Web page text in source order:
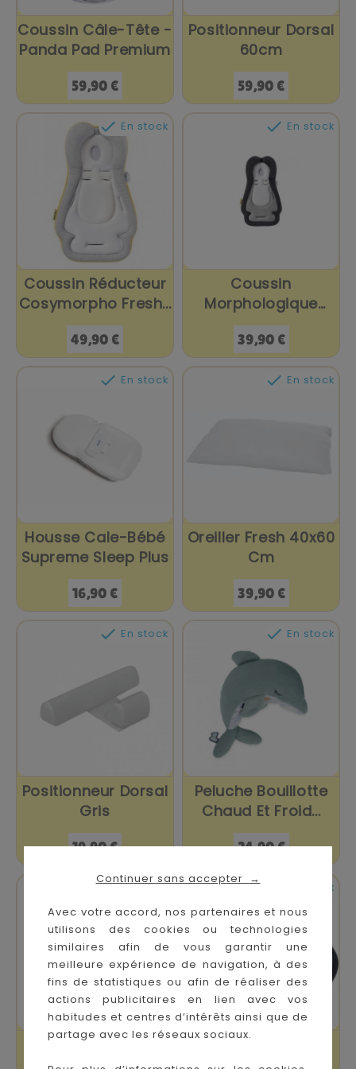
Continuer sans accepter →
Avec votre accord, nos partenaires et nous
utilisons des cookies ou technologies
similaires afin de vous garantir une
meilleure expérience de navigation, à des
fins de statistiques ou afin de réaliser des
actions publicitaires en lien avec vos
habitudes et centres d’intérêts ainsi que de
partage avec les réseaux sociaux.
Coussin Câle-Tête -
Panda Pad Premium
Prix
59,90 €
Positionneur Dorsal
60cm
Prix
59,90 €
 En stock
Coussin Réducteur
Cosymorpho Fresh...
Prix
49,90 €
 En stock
Coussin
Morphologique
Cosymorpho
Smockey
Prix
39,90 €
 En stock
Housse Cale-Bébé
Supreme Sleep Plus
Prix
16,90 €
 En stock
Oreiller Fresh 40x60
Cm
Prix
39,90 €
 En stock
Positionneur Dorsal
Gris
Prix
19,90 €
 En stock
Peluche Bouillotte
Chaud Et Froid...
Prix
24,90 €
En stock
Oreiller Coton
40x60cm
En stock
Cosydream